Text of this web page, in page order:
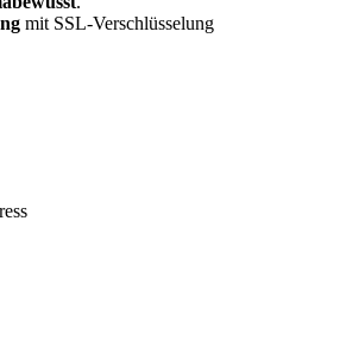
mit SSL-Verschlüsselung